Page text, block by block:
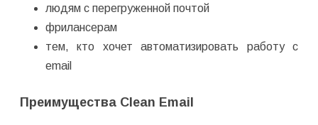
людям с перегруженной почтой
фрилансерам
тем, кто хочет автоматизировать работу с
email
Преимущества Clean Email